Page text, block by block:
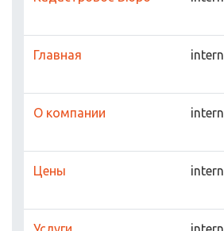
Главная intern
О компании intern
Цены intern